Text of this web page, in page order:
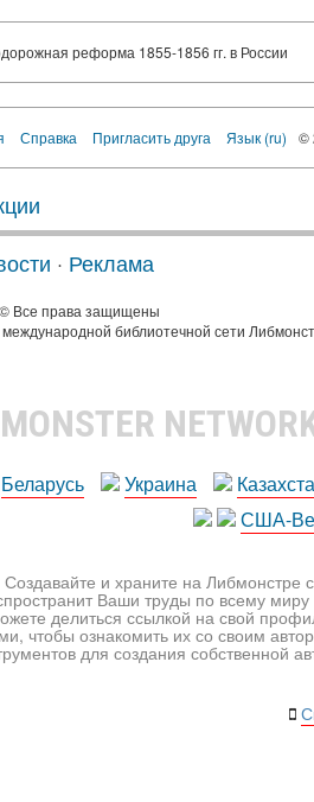
реформа 1855-1856 гг. в России
Справка Пригласить друга Язык (ru) ©
· Реклама
© Все права защищены
библиотечной сети
Беларусь Украина
США-
Создавайте и храните на Либмонстре
Ваши труды по всему
делиться ссылкой на свой
чтобы ознакомить их со своим
для создания собственной